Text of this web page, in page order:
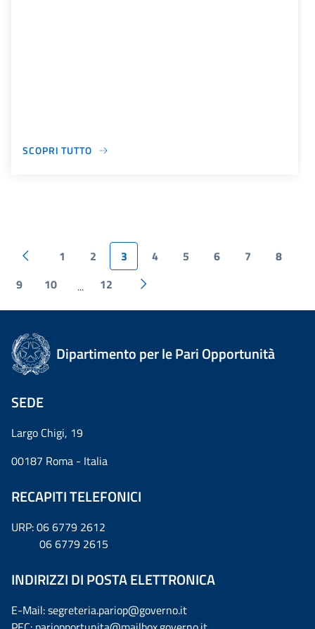
SCOPRI TUTTO
1 2 3 4 5 6 7
8
9
10 ... 12
Dipartimento per le Pari Opportunità
SEDE
Largo Chigi, 19
00187 Roma - Italia
RECAPITI TELEFONICI
URP: 06 6779 2612
06 6779 2615
INDIRIZZI DI POSTA ELETTRONICA
E-Mail: segreteria.pariop@governo.it